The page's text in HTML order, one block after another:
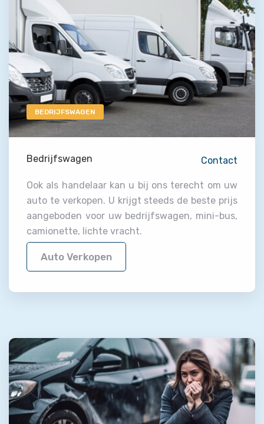
BEDRIJFSWAGEN
Bedrijfswagen Contact
Ook als handelaar kan u bij ons terecht om uw
auto te verkopen. U krijgt steeds de beste prijs
aangeboden voor uw bedrijfswagen, mini-bus,
camionette, lichte vracht.
Auto Verkopen